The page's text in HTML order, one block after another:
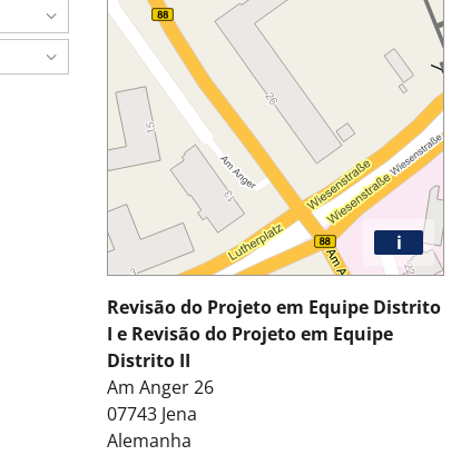
i
Revisão do Projeto em Equipe Distrito
I e Revisão do Projeto em Equipe
Distrito II
Am Anger 26
07743 Jena
Alemanha